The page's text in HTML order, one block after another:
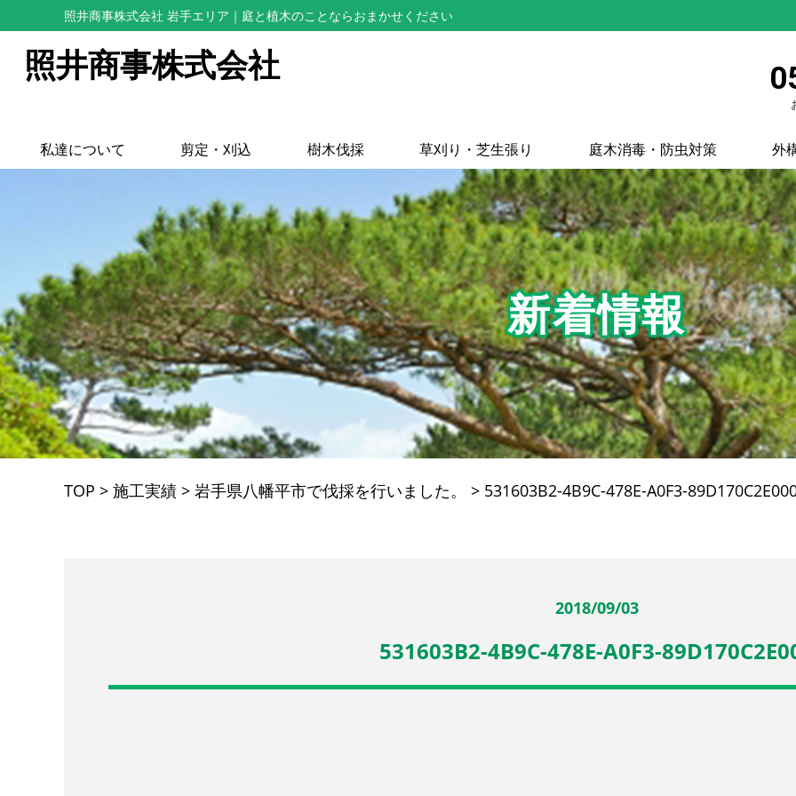
照井商事株式会社 岩手エリア ｜庭と植木のことならおまかせください
照井商事株式会社
私達について 剪定・刈込 樹木伐採 草刈り・芝生張り 庭木消毒・防虫対策 外
新着情報
TOP > 施工実績 > 岩手県八幡平市で伐採を行いました。 > 531603B2-4B9C-478E-A0F3-
2018/09/03
531603B2-4B9C-478E-A0F3-